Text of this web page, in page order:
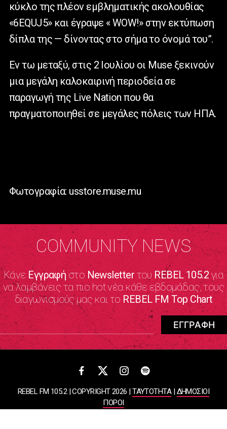
κύκλο της πλέον εμβληματικής ακολουθίας
«6EQUJ5» και έγραψε « WOW!» στην εκτύπωση
δίπλα της — δίνοντας στο σήμα το όνομά του”.
Εν τω μεταξύ, στις 2 Ιουλίου οι Muse ξεκινούν
μια μεγάλη καλοκαιρινή περιοδεία σε
παραγωγή της Live Nation που θα
πραγματοποιηθεί σε μεγάλες πόλεις των ΗΠΑ.
Φωτογραφία: usstore.muse.mu
COMMUNITY NEWS
Κάνε Εγγραφήστο NewsletterτουREBEL 105.2για
να λαμβάνεις τα πιο hot νέα κάθε εβδομάδας, τους
διαγωνισμούς μας και το REBEL FM Top Chart
REBEL FM 105.2 | COPYRIGHT 2026 |ΤΑΥΤΟΤΗΤΑ| ΔΗΜΟΣΙΟΙ
ΠΟΡΟΙ